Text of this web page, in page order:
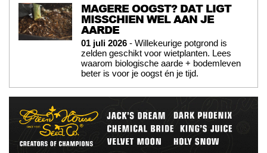
MAGERE OOGST? DAT LIGT
MISSCHIEN WEL AAN JE
AARDE
01 juli 2026 - Willekeurige potgrond is
zelden geschikt voor wietplanten. Lees
waarom biologische aarde + bodemleven
beter is voor je oogst én je tijd.